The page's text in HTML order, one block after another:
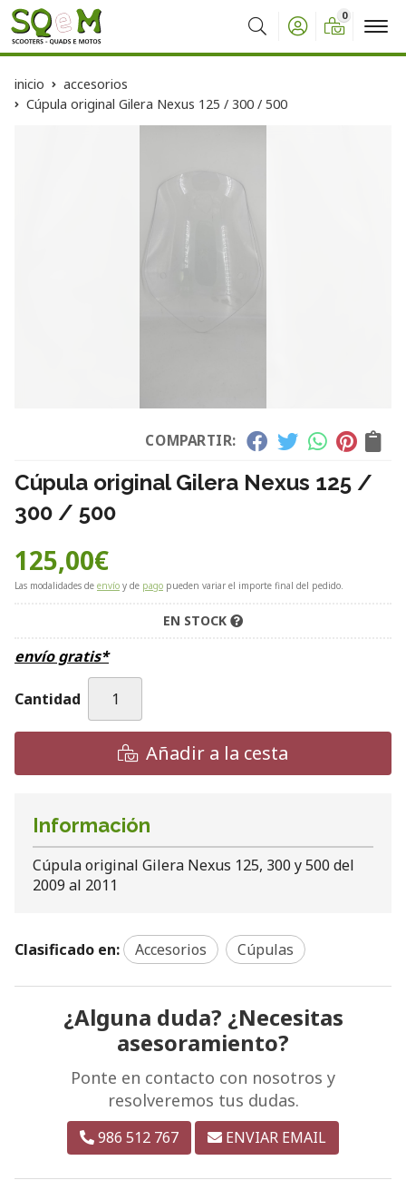
Buscar
0
inicio
accesorios
Cúpula original Gilera Nexus 125 / 300 / 500
COMPARTIR:
Cúpula original Gilera Nexus 125 /
300 / 500
125,00€
Las modalidades de envío y de pago pueden variar el importe final del pedido.
EN STOCK
envío gratis*
Cantidad
Añadir a la cesta
Información
Cúpula original Gilera Nexus 125, 300 y 500 del
2009 al 2011
Clasificado en: Accesorios Cúpulas
¿Alguna duda? ¿Necesitas
asesoramiento?
Ponte en contacto con nosotros y
resolveremos tus dudas.
986 512 767 ENVIAR EMAIL